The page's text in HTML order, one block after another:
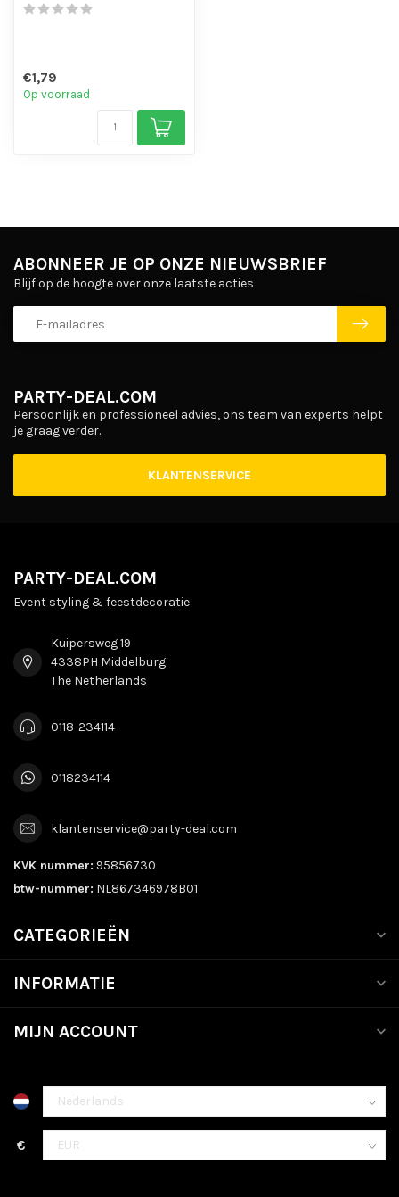
€1,79
Op voorraad
PARTY-DEAL.COM
Persoonlijk en professioneel advies, ons team van experts helpt
je graag verder.
KLANTENSERVICE
ABONNEER JE OP ONZE NIEUWSBRIEF
Blijf op de hoogte over onze laatste acties
PARTY-DEAL.COM
Event styling & feestdecoratie
Kuipersweg 19
4338PH Middelburg
The Netherlands
0118-234114
0118234114
klantenservice@party-deal.com
KVK nummer: 95856730
btw-nummer: NL867346978B01
CATEGORIEËN
INFORMATIE
MIJN ACCOUNT
€